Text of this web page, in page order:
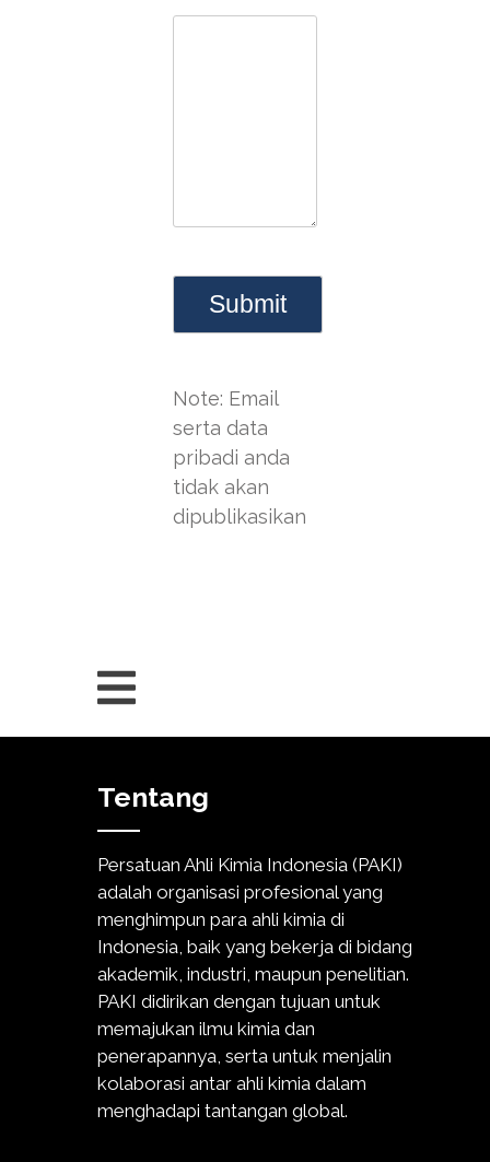
Note: Email
serta data
pribadi anda
tidak akan
dipublikasikan
Tentang
Persatuan Ahli Kimia Indonesia (PAKI)
adalah organisasi profesional yang
menghimpun para ahli kimia di
Indonesia, baik yang bekerja di bidang
akademik, industri, maupun penelitian.
PAKI didirikan dengan tujuan untuk
memajukan ilmu kimia dan
penerapannya, serta untuk menjalin
kolaborasi antar ahli kimia dalam
menghadapi tantangan global.